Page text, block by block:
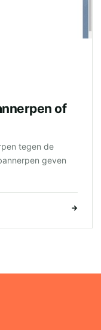
of
tegen de
geven
→